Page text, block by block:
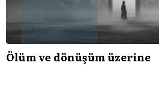
Ölüm ve dönüşüm üzerine